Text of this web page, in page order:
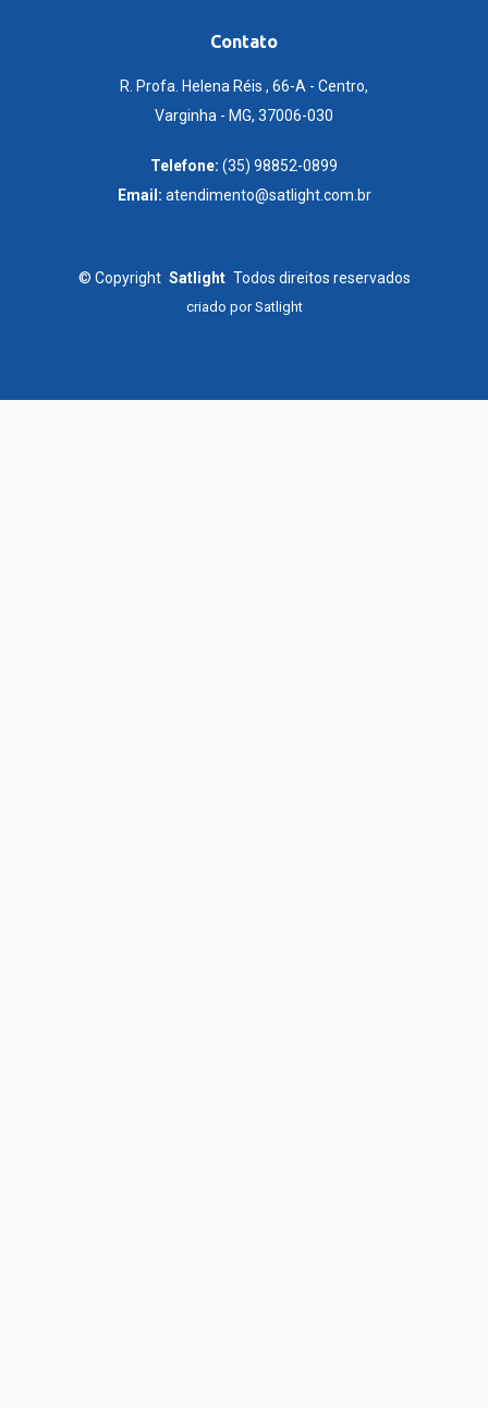
Contato
R. Profa. Helena Réis , 66-A - Centro,
Varginha - MG, 37006-030
Telefone: (35) 98852-0899
Email: atendimento@satlight.com.br
© Copyright Satlight Todos direitos reservados
criado porSatlight